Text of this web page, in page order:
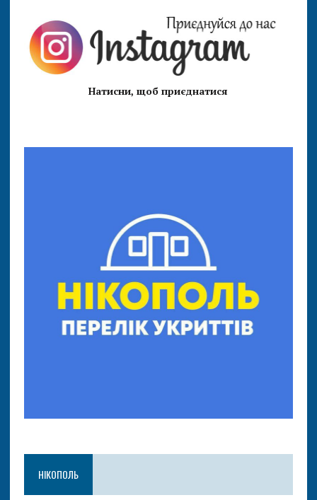
Натисни, щоб приєднатися
НІКОПОЛЬ